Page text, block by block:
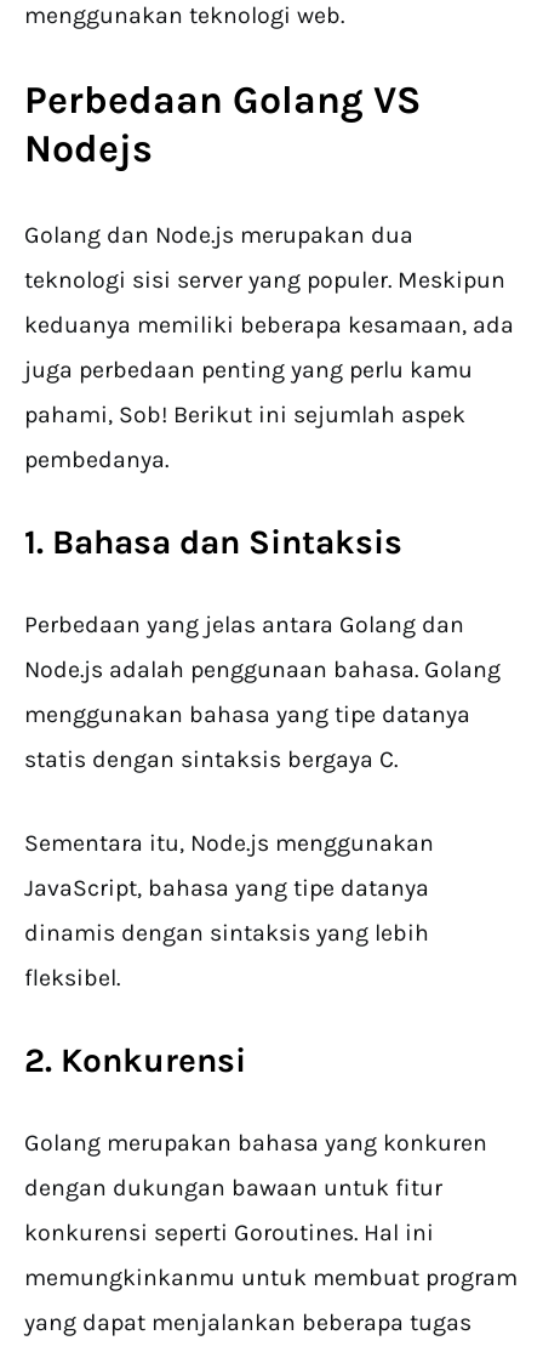
menggunakan teknologi web.
Perbedaan Golang VS
Nodejs
Golang dan Node.js merupakan dua
teknologi sisi server yang populer. Meskipun
keduanya memiliki beberapa kesamaan, ada
juga perbedaan penting yang perlu kamu
pahami, Sob! Berikut ini sejumlah aspek
pembedanya.
1. Bahasa dan Sintaksis
Perbedaan yang jelas antara Golang dan
Node.js adalah penggunaan bahasa. Golang
menggunakan bahasa yang tipe datanya
statis dengan sintaksis bergaya C.
Sementara itu, Node.js menggunakan
JavaScript, bahasa yang tipe datanya
dinamis dengan sintaksis yang lebih
fleksibel.
2. Konkurensi
Golang merupakan bahasa yang konkuren
dengan dukungan bawaan untuk fitur
konkurensi seperti Goroutines. Hal ini
memungkinkanmu untuk membuat program
yang dapat menjalankan beberapa tugas